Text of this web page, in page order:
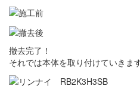
撤去完了！
それでは本体を取り付けていきま